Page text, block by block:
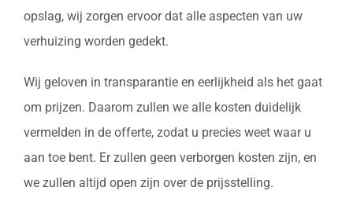
opslag, wij zorgen ervoor dat alle aspecten van uw
verhuizing worden gedekt.
Wij geloven in transparantie en eerlijkheid als het gaat
om prijzen. Daarom zullen we alle kosten duidelijk
vermelden in de offerte, zodat u precies weet waar u
aan toe bent. Er zullen geen verborgen kosten zijn, en
we zullen altijd open zijn over de prijsstelling.